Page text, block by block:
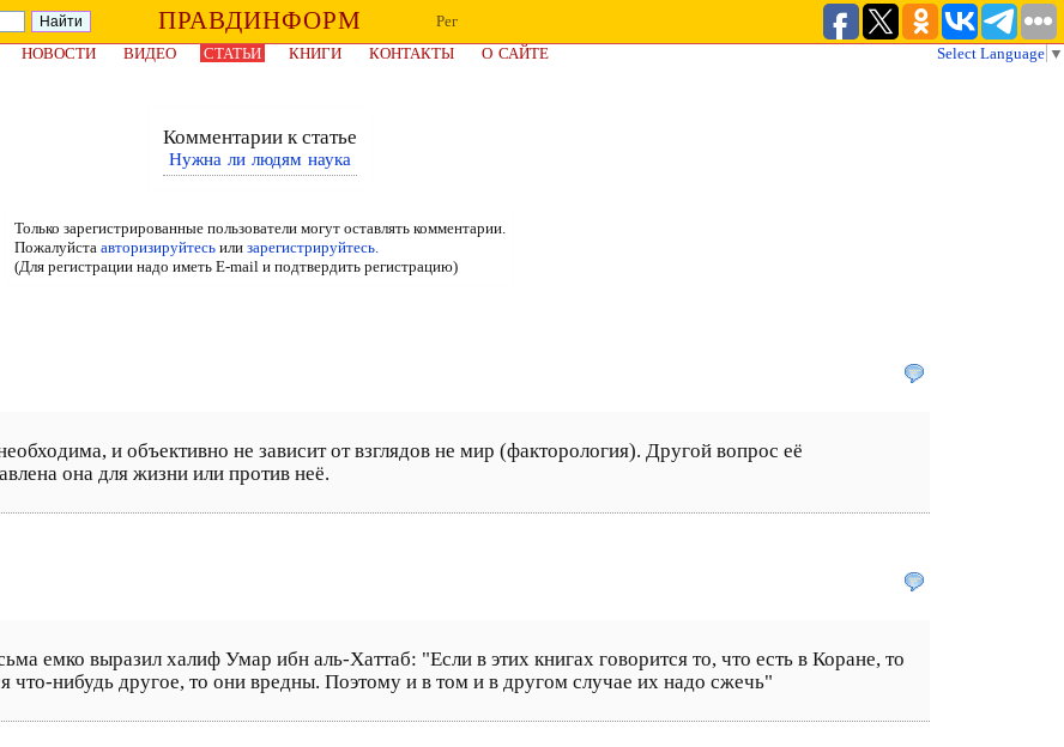
ПРАВДИНФОРМ
Рег
НОВОСТИ ВИДЕО СТАТЬИ КНИГИ КОНТАКТЫ О САЙТЕ Select Language ▼
Комментарии к статье
Нужна ли людям наука
Только зарегистрированные пользователи могут оставлять комментарии.
Пожалуйста авторизируйтесьили зарегистрируйтесь.
(Для регистрации надо иметь E-mail и подтвердить регистрацию)
и объективно не зависит от взглядов не мир (факторология). Другой вопрос её
она для жизни или против неё.
емко выразил халиф Умар ибн аль-Хаттаб: "Если в этих книгах говорится то, что есть в Коране, то
что-нибудь другое, то они вредны. Поэтому и в том и в другом случае их надо сжечь"